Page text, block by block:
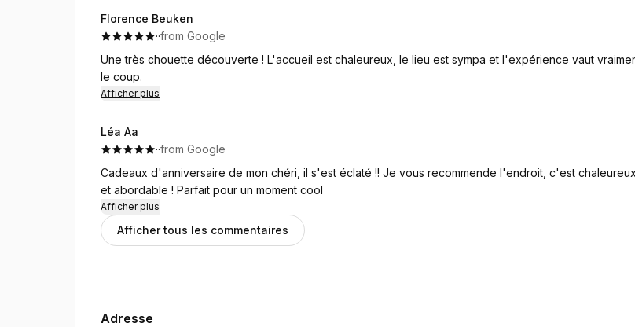
Florence Beuken
··from Google
Une très chouette découverte ! L'accueil est chaleureux, le lieu est sympa et l'expérience vaut
le coup.
Afficher plus
Léa Aa
··from Google
Cadeaux d'anniversaire de mon chéri, il s'est éclaté !! Je vous recommende l'endroit, c'est chaleureux
et abordable ! Parfait pour un moment cool
Afficher plus
Afficher tous les commentaires
Adresse